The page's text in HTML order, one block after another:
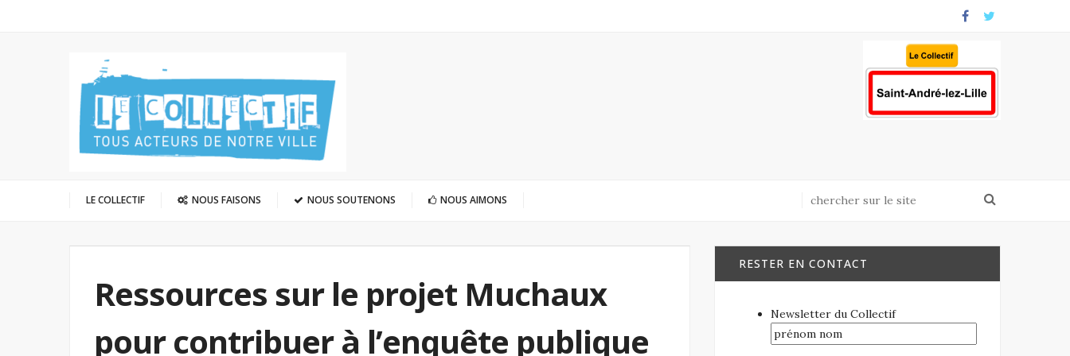
LE COLLECTIF NOUS FAISONS NOUS SOUTENONS NOUS AIMONS
Ressources sur le projet Muchaux
pour contribuer à l’enquête publique
RESTER EN CONTACT
Newsletter du Collectif